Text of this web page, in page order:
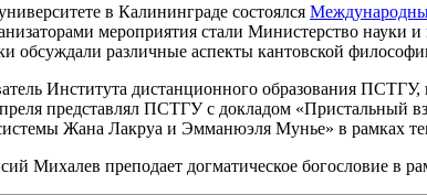
в Калининграде состоялся
мероприятия стали Министерство
обсуждали различные аспекты кантовской
Института дистанционного образования
представлял ПСТГУ с докладом «Пристальный
Жана Лакруа и Эмманюэля Мунье» в рамках
Михалев преподает догматическое богословие в